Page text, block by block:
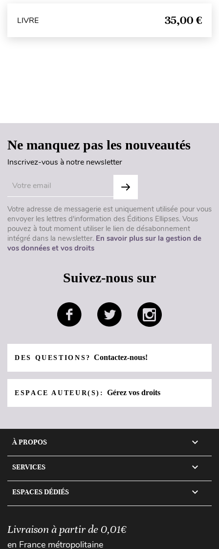
LIVRE 35,00 €
Ne manquez pas les nouveautés
Inscrivez-vous à notre newsletter
Votre adresse de messagerie est uniquement utilisée pour vous
envoyer les lettres d'information des Éditions Ellipses. Vous
pouvez à tout moment utiliser le lien de désabonnement
intégré dans la newsletter. En savoir plus sur la gestion de
vos données et vos droits
Suivez-nous sur
DES QUESTIONS?Contactez-nous!
ESPACE AUTEUR(S):Gérez vos droits
À PROPOS 
SERVICES 
ESPACES DÉDIÉS 
Livraison à partir de 0,01€
en France métropolitaine